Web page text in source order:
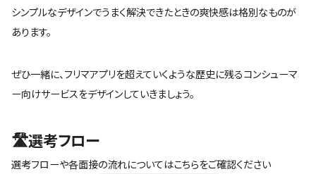
シンプルなデザインでうまく解決できたときの爽快感は格別なものが
あります。
ぜひ一緒に、フリマアプリを超えていくような歴史に残るコンシューマ
ー向けサービスをデザインしていきましょう。
🛣選考フロー
選考フローや各面接の流れについてはこちらをご確認ください